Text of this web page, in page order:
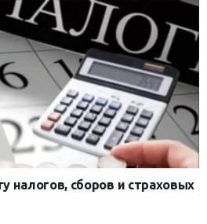
налогов, сборов и страховых